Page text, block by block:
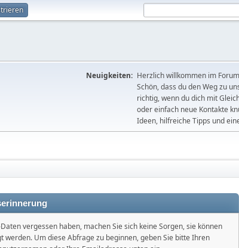
Neuigkeiten: Herzlich willkommen im
Schön, dass du den Weg zu
richtig, wenn du dich mit
oder einfach neue Kontakte
Ideen, hilfreiche Tipps und
vergessen haben, machen Sie sich keine Sorgen, sie können
werden. Um diese Abfrage zu beginnen, geben Sie bitte Ihren